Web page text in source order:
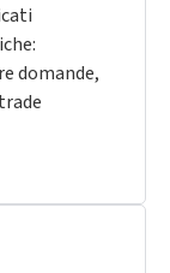
domande,